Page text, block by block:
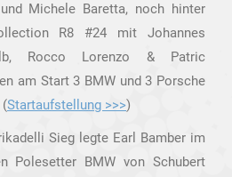
Michele Baretta, noch hinter
R8 #24 mit Johannes
Rocco Lorenzo & Patric
am Start 3 BMW und 3 Porsche
(Startaufstellung >>>)
Sieg legte Earl Bamber im
Polesetter BMW von Schubert